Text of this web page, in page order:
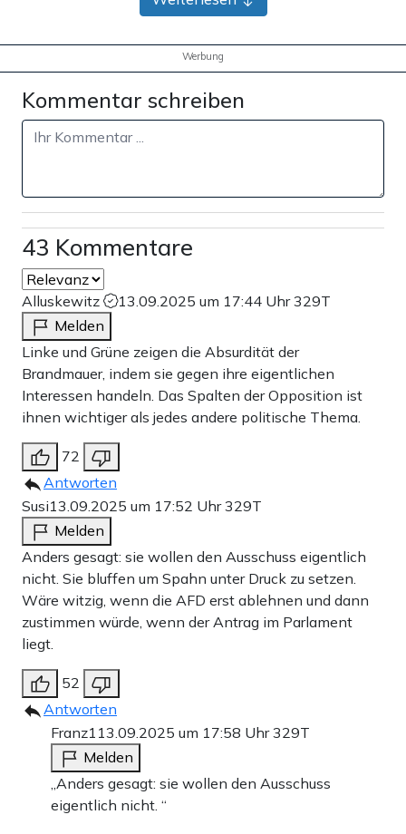
Werbung
Kommentar schreiben
43 Kommentare
Alluskewitz 13.09.2025 um 17:44 Uhr329T
Melden
Linke und Grüne zeigen die Absurdität der
Brandmauer, indem sie gegen ihre eigentlichen
Interessen handeln. Das Spalten der Opposition ist
ihnen wichtiger als jedes andere politische Thema.
72
Antworten
Susi13.09.2025 um 17:52 Uhr329T
Melden
Anders gesagt: sie wollen den Ausschuss eigentlich
nicht. Sie bluffen um Spahn unter Druck zu setzen.
Wäre witzig, wenn die AFD erst ablehnen und dann
zustimmen würde, wenn der Antrag im Parlament
liegt.
52
Antworten
Franz1 13.09.2025 um 17:58 Uhr329T
Melden
„Anders gesagt: sie wollen den Ausschuss
eigentlich nicht. “